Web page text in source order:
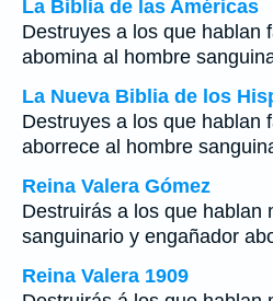
La Biblia de las Américas
Destruyes a los que hablan
abomina al hombre
La Nueva Biblia de los
Destruyes a los que hablan
aborrece al hombre
Reina Valera Gómez
Destruirás a los que hablan
sanguinario y engañador
Reina Valera 1909